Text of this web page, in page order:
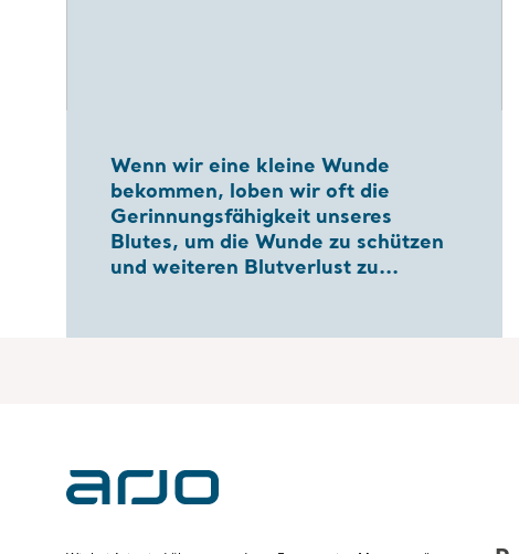
Wenn wir eine kleine Wunde
bekommen, loben wir oft die
Gerinnungsfähigkeit unseres
Blutes, um die Wunde zu schützen
und weiteren Blutverlust zu...